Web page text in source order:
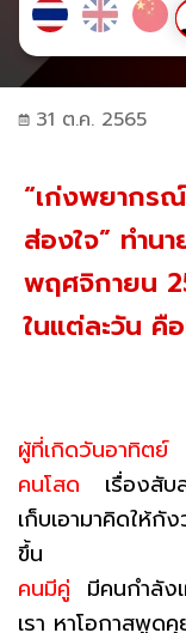
31 ต.ค. 2565
“เก่งพยากร
ส่องใจ” ทำน
พฤศจิกายน
ในแต่ละวัน คื
ผู้ที่เกิดวันอาทิตย์
คนโสด
เรื่องสับ
เก็บเอามาคิดให้กั
ขึ้น
คนมีคู่ มีคนกำลัง
เรา หาโอกาสพูด